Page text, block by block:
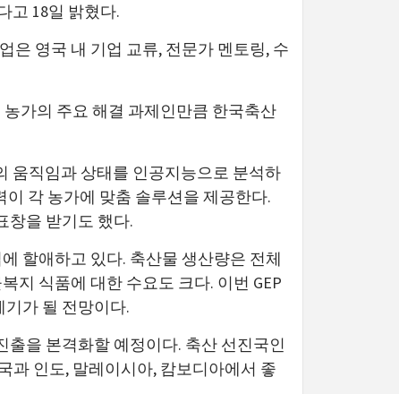
고 18일 밝혔다.
은 영국 내 기업 교류, 전문가 멘토링, 수
가의 주요 해결 과제인만큼 한국축산
움직임과 상태를 인공지능으로 분석하
각 농가에 맞춤 솔루션을 제공한다.
창을 받기도 했다.
할애하고 있다. 축산물 생산량은 전체
지 식품에 대한 수요도 크다. 이번 GEP
가 될 전망이다.
출을 본격화할 예정이다. 축산 선진국인
과 인도, 말레이시아, 캄보디아에서 좋